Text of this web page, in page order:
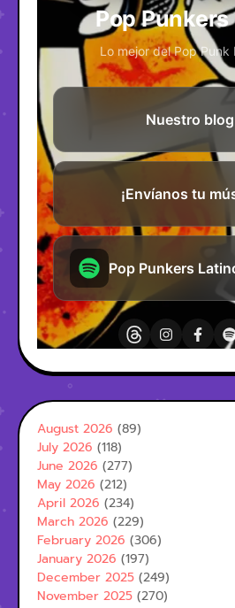
August 2026 (89)
July 2026 (118)
June 2026 (277)
May 2026 (212)
April 2026 (234)
March 2026 (229)
February 2026 (306)
January 2026 (197)
December 2025 (249)
November 2025 (270)